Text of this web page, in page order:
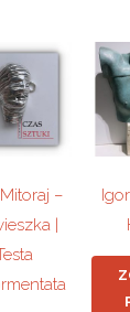
–
|